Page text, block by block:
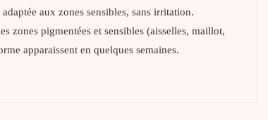
aux zones sensibles, sans irritation.
zones pigmentées et sensibles (aisselles, maillot,
apparaissent en quelques semaines.